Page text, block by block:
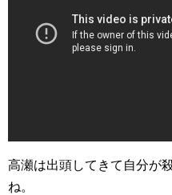
高瀬は出頭してきて自分が
ね。